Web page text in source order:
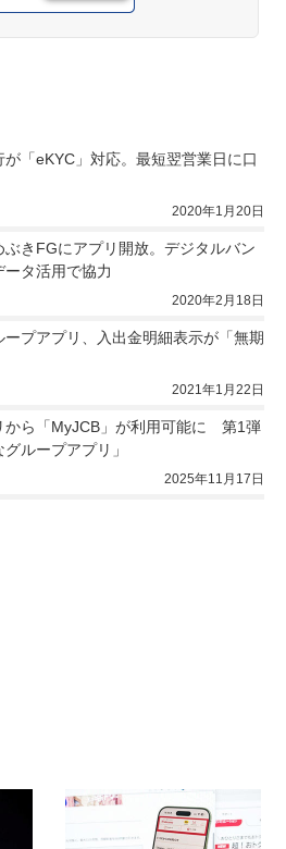
が「eKYC」対応。最短翌営業日に口
2020年1月20日
ぶきFGにアプリ開放。デジタルバン
ータ活用で協力
2020年2月18日
ープアプリ、入出金明細表示が「無期
2021年1月22日
から「MyJCB」が利用可能に　第1弾
ループアプリ」
2025年11月17日